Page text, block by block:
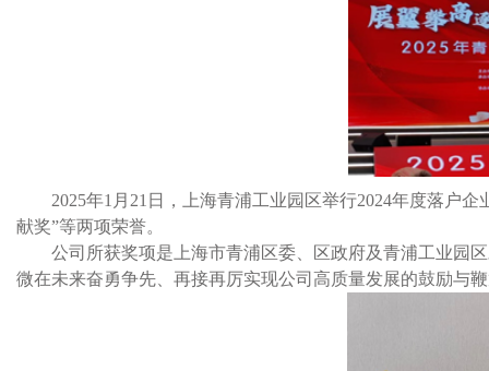
2025年1月21日，上海青浦工业园区举行2024年度落户
献奖”等两项荣誉。
公司所获奖项是上海市青浦区委、区政府及青浦工业园
微在未来奋勇争先、再接再厉实现公司高质量发展的鼓励与